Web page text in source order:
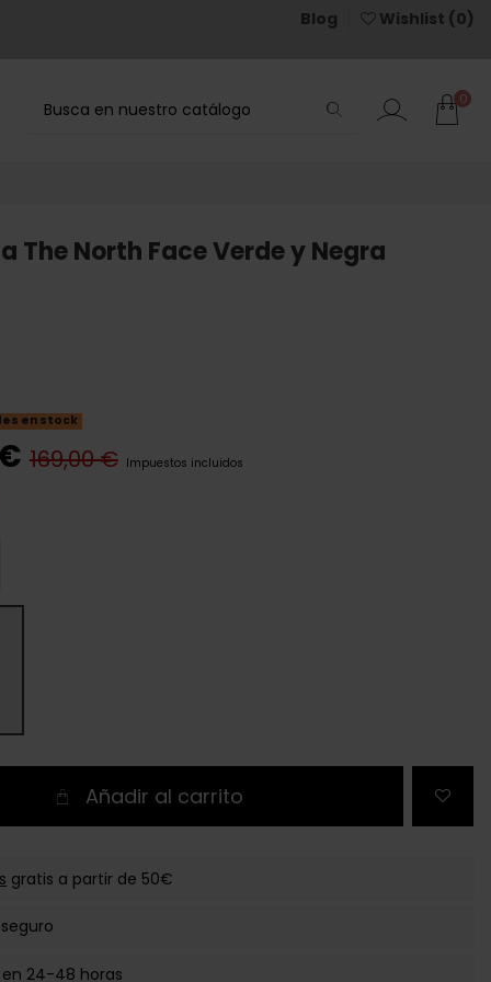
Blog Wishlist (0)
0
The North Face Verde y Negra
en stock
169,00 € Impuestos incluidos
Añadir al carrito
gratis a partir de 50€
en 24-48 horas